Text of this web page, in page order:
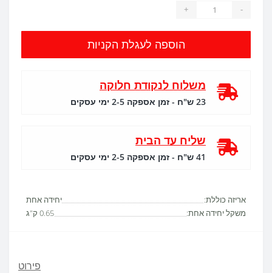
אריזה כוללת:
יחידה אחת
משקל יחידה אחת:
0.65 ק"ג
-
+
הוספה לעגלת הקניות
משלוח לנקודת חלוקה
23 ש"ח - זמן אספקה 2-5 ימי עסקים
שליח עד הבית
41 ש"ח - זמן אספקה 2-5 ימי עסקים
פירוט